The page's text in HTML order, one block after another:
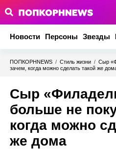
Новости Персоны Звезды
ПОПКОРНNEWS / Стиль жизни / Сыр
зачем, когда можно сделать такой же
Сыр
больше не
когда можно
же дома